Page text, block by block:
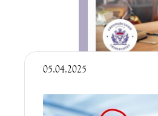
05.04.2025
Запрошуємо на